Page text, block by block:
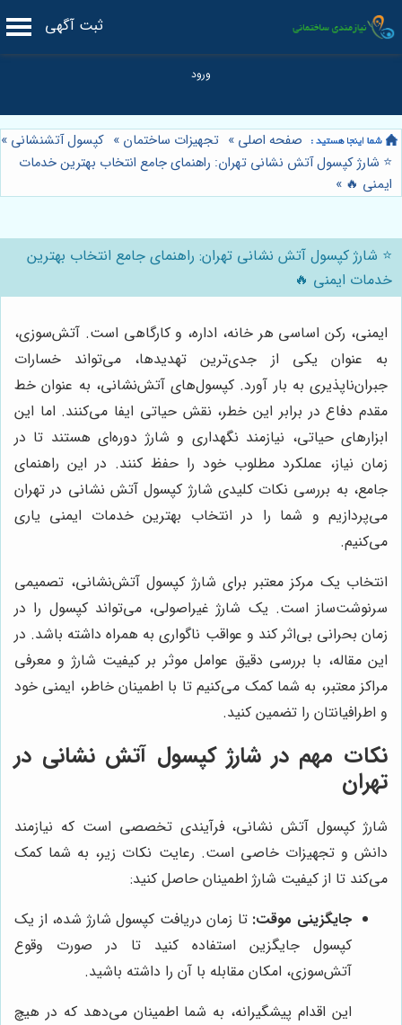
ثبت آگهی
صفحه اصلی » تجهیزات ساختمان » کپسول آتشنشانی »
⭐️ شارژ کپسول آتش نشانی تهران: راهنمای جامع انتخاب بهترین خدمات
ایمنی 🔥 »
⭐️ شارژ کپسول آتش نشانی تهران: راهنمای جامع انتخاب بهترین
خدمات ایمنی 🔥
ایمنی، رکن اساسی هر خانه، اداره، و کارگاهی است. آتش‌سوزی،
به عنوان یکی از جدی‌ترین تهدیدها، می‌تواند خسارات
جبران‌ناپذیری به بار آورد. کپسول‌های آتش‌نشانی، به عنوان خط
مقدم دفاع در برابر این خطر، نقش حیاتی ایفا می‌کنند. اما این
ابزارهای حیاتی، نیازمند نگهداری و شارژ دوره‌ای هستند تا در
زمان نیاز، عملکرد مطلوب خود را حفظ کنند. در این راهنمای
جامع، به بررسی نکات کلیدی شارژ کپسول آتش نشانی در تهران
می‌پردازیم و شما را در انتخاب بهترین خدمات ایمنی یاری
می‌کنیم.
انتخاب یک مرکز معتبر برای شارژ کپسول آتش‌نشانی، تصمیمی
سرنوشت‌ساز است. یک شارژ غیراصولی، می‌تواند کپسول را در
زمان بحرانی بی‌اثر کند و عواقب ناگواری به همراه داشته باشد. در
این مقاله، با بررسی دقیق عوامل موثر بر کیفیت شارژ و معرفی
مراکز معتبر، به شما کمک می‌کنیم تا با اطمینان خاطر، ایمنی خود
و اطرافیانتان را تضمین کنید.
نکات مهم در شارژ کپسول آتش نشانی در
تهران
شارژ کپسول آتش نشانی، فرآیندی تخصصی است که نیازمند
دانش و تجهیزات خاصی است. رعایت نکات زیر، به شما کمک
می‌کند تا از کیفیت شارژ اطمینان حاصل کنید:
جایگزینی موقت: تا زمان دریافت کپسول شارژ شده، از یک
کپسول جایگزین استفاده کنید تا در صورت وقوع
آتش‌سوزی، امکان مقابله با آن را داشته باشید.
این اقدام پیشگیرانه، به شما اطمینان می‌دهد که در هیچ